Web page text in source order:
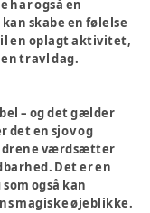
har også en
skabe en følelse
en oplagt aktivitet,
travl dag.
– og det gælder
det en sjov og
værdsætter
Det er en
også kan
magiske øjeblikke.